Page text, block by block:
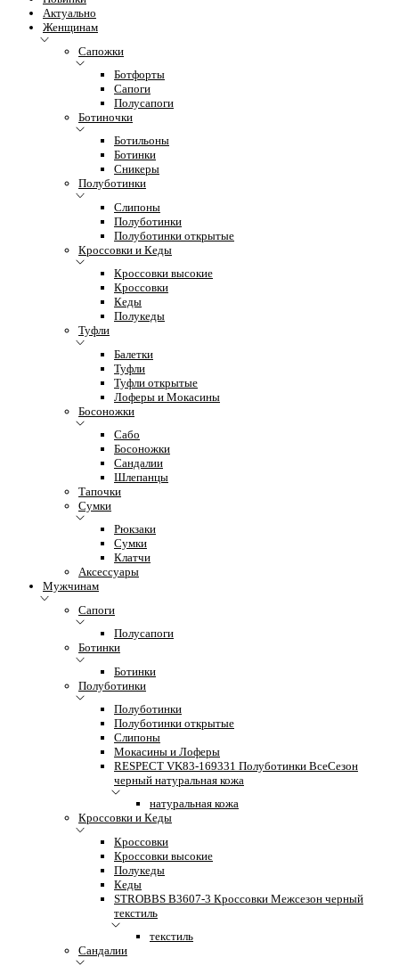
Актуально
Женщинам
Сапожки
Ботфорты
Сапоги
Полусапоги
Ботиночки
Ботильоны
Ботинки
Сникеры
Полуботинки
Слипоны
Полуботинки
Полуботинки открытые
Кроссовки и Кеды
Кроссовки высокие
Кроссовки
Кеды
Полукеды
Туфли
Балетки
Туфли
Туфли открытые
Лоферы и Мокасины
Босоножки
Сабо
Босоножки
Сандалии
Шлепанцы
Тапочки
Сумки
Рюкзаки
Сумки
Клатчи
Аксессуары
Мужчинам
Сапоги
Полусапоги
Ботинки
Ботинки
Полуботинки
Полуботинки
Полуботинки открытые
Слипоны
Мокасины и Лоферы
RESPECT VK83-169331 Полуботинки ВсеСезон
черный натуральная кожа
натуральная кожа
Кроссовки и Кеды
Кроссовки
Кроссовки высокие
Полукеды
Кеды
STROBBS B3607-3 Кроссовки Межсезон черный
текстиль
текстиль
Сандалии